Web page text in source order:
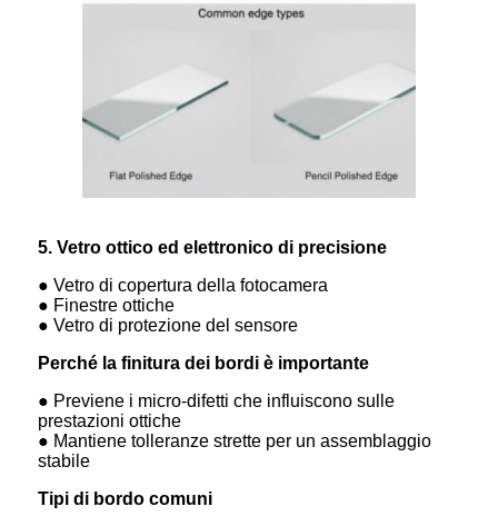
5. Vetro ottico ed elettronico di precisione
● Vetro di copertura della fotocamera
● Finestre ottiche
● Vetro di protezione del sensore
Perché la finitura dei bordi è importante
● Previene i micro-difetti che influiscono sulle
prestazioni ottiche
● Mantiene tolleranze strette per un assemblaggio
stabile
Tipi di bordo comuni